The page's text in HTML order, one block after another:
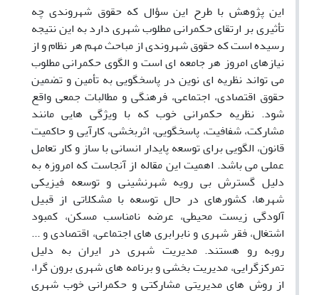
این پژوهش با طرح این سؤال که حقوق شهروندی چه
تأثیری بر ارتقای حکمرانی مطلوب شهری دارد به این نتیجه
رسیده است که حقوق شهروندی از مباحث مهم هر نظام و از
نیازهای امروز هر جامعه ای است و الگوی حکمرانی مطلوب
می تواند نظریه ای نوین در پاسخگویی به تأمین و تضمین
حقوق اقتصادی، اجتماعی، فرهنگی و مطالبات جمعی واقع
شود. نظریه حکمرانی خوب که با ویژگی هایی مانند
مشارکت، شفافیت، پاسخگویی، اثربخشی، کارآیی و حاکمیت
قانون، الگویی برای توسعه پایدار انسانی با ساز و کار تعامل
عملی می باشد. اهمیت این مقاله از آنجاست که امروزه به
دلیل گسترش بی رویه شهرنشینی و توسعه فیزیکی
شهرها، کشورهای در حال توسعه با مشکلاتی از قبیل
آلودگی زیست محیطی، عرضه نامناسب مسکن، کمبود
اشتغال، فقر شهری و نابرابری های اجتماعی، اقتصادی و ...
روبه رو هستند. مدیریت شهری در ایران به دلیل
تمرکزگرایی، مدیریت بخشی و برنامه های شهری برون گرا،
از روش های مدیریتی مشارکتی و حکمرانی خوب شهری